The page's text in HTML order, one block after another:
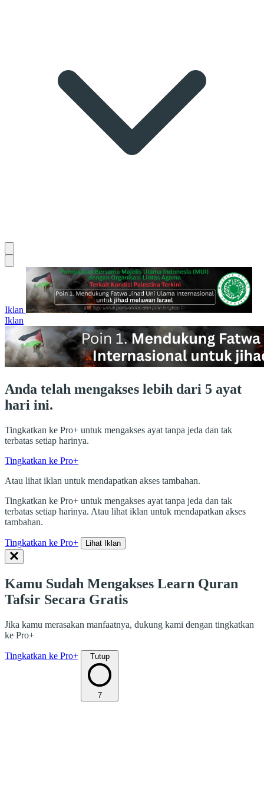
Iklan
Iklan
Anda telah mengakses lebih dari 5 ayat
hari ini.
Tingkatkan ke Pro+ untuk mengakses ayat tanpa jeda dan tak
terbatas setiap harinya.
Tingkatkan ke Pro+
Atau lihat iklan untuk mendapatkan akses tambahan.
Tingkatkan ke Pro+ untuk mengakses ayat tanpa jeda dan tak
terbatas setiap harinya. Atau lihat iklan untuk mendapatkan akses
tambahan.
Tingkatkan ke Pro+ Lihat Iklan
Kamu Sudah Mengakses Learn Quran
Tafsir Secara Gratis
Jika kamu merasakan manfaatnya, dukung kami dengan tingkatkan
ke Pro+
Tingkatkan ke Pro+ Tutup
7